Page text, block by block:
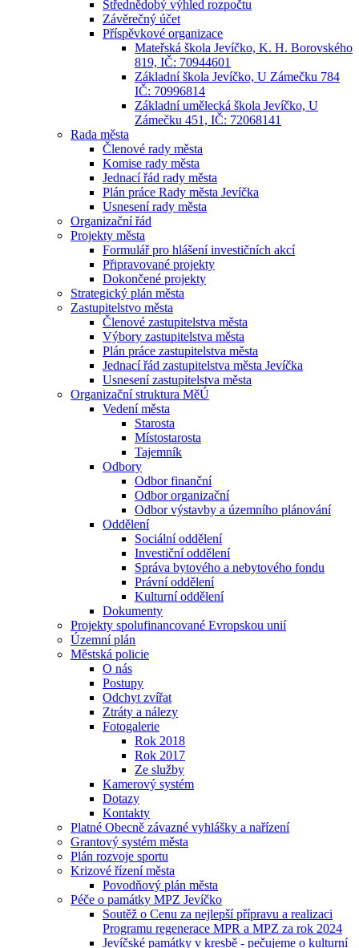
Střednědobý výhled rozpočtu
Závěrečný účet
Příspěvkové organizace
Mateřská škola Jevíčko, K. H. Borovského
819, IČ: 70944601
Základní škola Jevíčko, U Zámečku 784
IČ: 70996814
Základní umělecká škola Jevíčko, U
Zámečku 451, IČ: 72068141
Rada města
Členové rady města
Komise rady města
Jednací řád rady města
Plán práce Rady města Jevíčka
Usnesení rady města
Organizační řád
Projekty města
Formulář pro hlášení investičních akcí
Připravované projekty
Dokončené projekty
Strategický plán města
Zastupitelstvo města
Členové zastupitelstva města
Výbory zastupitelstva města
Plán práce zastupitelstva města
Jednací řád zastupitelstva města Jevíčka
Usnesení zastupitelstva města
Organizační struktura MěÚ
Vedení města
Starosta
Místostarosta
Tajemník
Odbory
Odbor finanční
Odbor organizační
Odbor výstavby a územního plánování
Oddělení
Sociální oddělení
Investiční oddělení
Správa bytového a nebytového fondu
Právní oddělení
Kulturní oddělení
Dokumenty
Projekty spolufinancované Evropskou unií
Územní plán
Městská policie
O nás
Postupy
Odchyt zvířat
Ztráty a nálezy
Fotogalerie
Rok 2018
Rok 2017
Ze služby
Kamerový systém
Dotazy
Kontakty
Platné Obecně závazné vyhlášky a nařízení
Grantový systém města
Plán rozvoje sportu
Krizové řízení města
Povodňový plán města
Péče o památky MPZ Jevíčko
Soutěž o Cenu za nejlepší přípravu a realizaci
Programu regenerace MPR a MPZ za rok 2024
Jevíčské památky v kresbě - pečujeme o kulturní